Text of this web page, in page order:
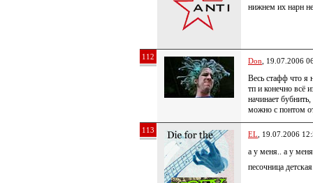
нижнем их нарн
112 Don , 19.07.2006
Весь стафф что я
тп и конечно всё
начинает
можно с понтом
113 EL , 19.07.2006
а у меня.. а у
песочница